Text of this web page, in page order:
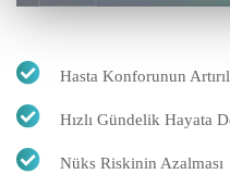
Hasta Konforunun
Hızlı Gündelik Hayata
Nüks Riskinin Azalması